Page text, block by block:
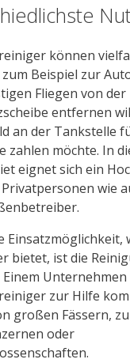
können
Beispiel zur
Fliegen von der
entfernen
an der Tankstelle
zahlen möchte. In
eignet sich ein
wie
Einsatzmöglichkeit,
bietet, ist die
Einem
zur Hilfe
großen Fässern,
oder